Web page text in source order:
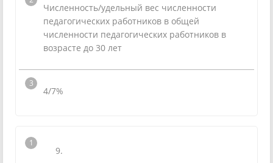
Численность/удельный вес численности
педагогических работников в общей
численности педагогических работников в
возрасте до 30 лет
4/7%
9.